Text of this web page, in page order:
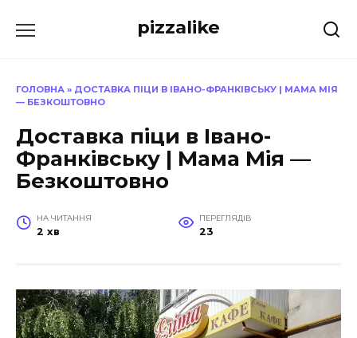
до
pizzalike
ГОЛОВНА » ДОСТАВКА ПІЦИ В ІВАНО-ФРАНКІВСЬКУ | МАМА МІЯ
— БЕЗКОШТОВНО
Доставка піци в Івано-
Франківську | Мама Мія —
Безкоштовно
НА ЧИТАННЯ
2 хв
ПЕРЕГЛЯДІВ
23